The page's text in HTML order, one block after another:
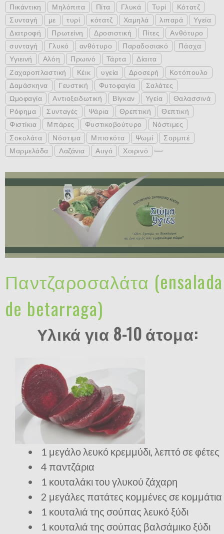
Πικάντικη Μηλόπιτα Πίτα Γλυκά Τυρί
Κότατζ
Συνταγή
με τυρί κότατζ Χαμηλά λιπαρά
Υγεία
Διατροφή
Πρωτείνη Δροσιστική Πίτες
Ανθότυρο
συνταγή
Γλυκό ανθότυρο Παραδοσιακό
Πάσχα
Υγιεινή
Αλόη Πρωινό Τάρτα
Δίαιτα
Ζαχαροπλαστική
Κέικ υγεία Δροσερή
Κοτόπουλο
Δαμάσκηνα
Γευστική Φυτοφαγία
Σαλάτες
Ωμοφαγία
Αντιοξειδωτική Βίγκαν Υγεία
Θαλασσινά
Ρόφημα
Συνταγές Ψάρια Θρεπτική
Θεπτική
Φιστίκια
Μπάρες Φυστικοβούτυρο
Νόστιμες
Σοκολάτα
Νόστιμα Μπισκότα Ψωμί
Σορμπέ
Μαρμελάδα
Λαζάνια Αυγό Χοιρινό
Παντζαροσαλάτα (ensalada
de betarraga)
Υλικά για 8-10 άτομα:
• 1 μεγάλο λευκό κρεμμύδι, λεπτό σε φέτες
• 4 παντζάρια
• 1 κουταλάκι του γλυκού ζάχαρη
• 2 μεγάλες πατάτες κομμένες σε κομμάτια
• 1 κουταλιά της σούπας λευκό ξύδι
• 1 κουταλιά της σούπας βαλσάμικο ξύδι